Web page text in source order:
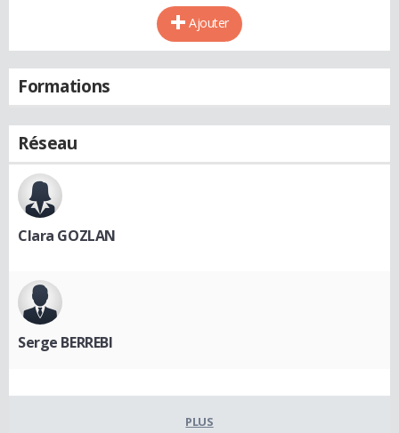
Ajouter
Formations
Réseau
Clara GOZLAN
Serge BERREBI
PLUS